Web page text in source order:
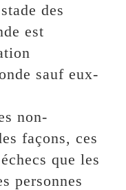
des
est
sauf eux-
non-
façons, ces
que les
personnes